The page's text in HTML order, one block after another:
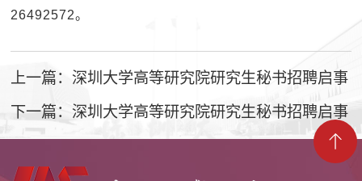
26492572。
上一篇：深圳大学高等研究院研究生秘书招聘启事
下一篇：深圳大学高等研究院研究生秘书招聘启事